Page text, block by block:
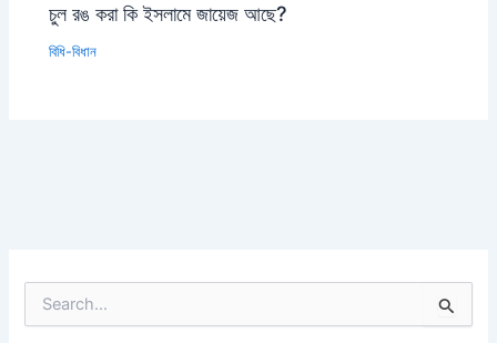
চুল রঙ করা কি ইসলামে জায়েজ আছে?
বিধি-বিধান
e